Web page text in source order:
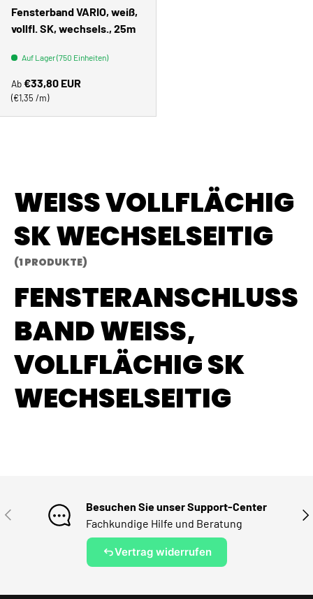
Fensterband VARIO, weiß,
vollfl. SK, wechsels., 25m
Auf Lager (750 Einheiten)
Normaler Preis
Ab€33,80 EUR
Grundpreis
€1,35 /m
WEISS VOLLFLÄCHIG S
K WECHSELSEITIG
(1 PRODUKTE)
FENSTERANSCHLUSS
BAND WEISS, V
OLLFLÄCHIG SK W
ECHSELSEITIG
VORHERIGE
Besuchen Sie unser Support-Center
Fachkundige Hilfe und Beratung
Vertrag widerrufen